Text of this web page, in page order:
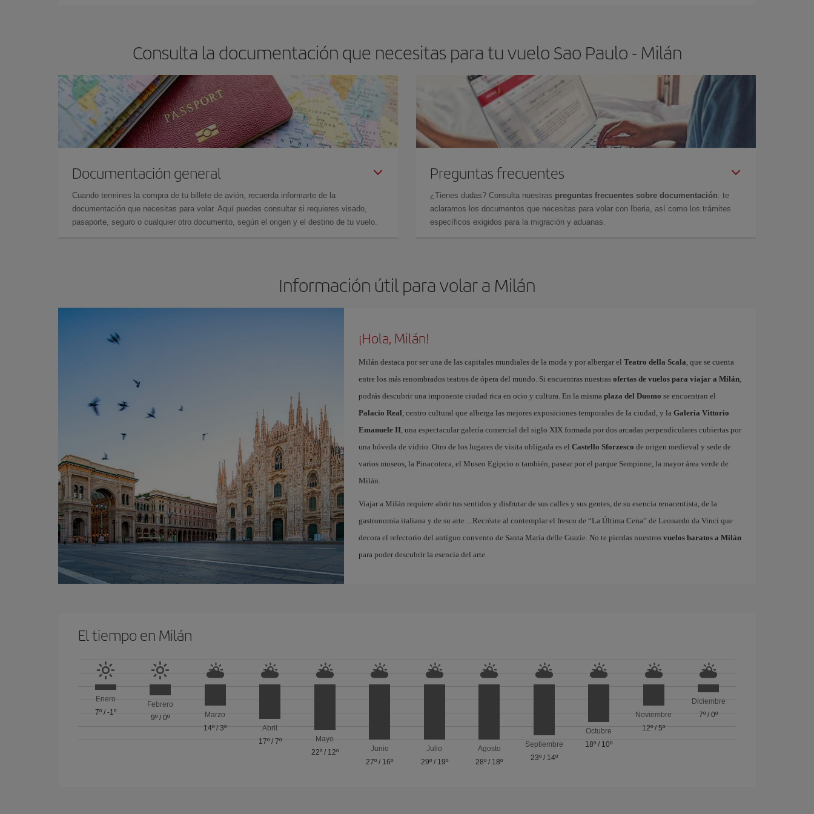
Consulta la documentación que necesitas para tu vuelo Sao Paulo - Milán
Documentación general
Cuando termines la compra de tu billete de avión, recuerda informarte de la
documentación que necesitas para volar. Aquí puedes consultar si requieres visado,
pasaporte, seguro o cualquier otro documento, según el origen y el destino de tu vuelo.
Preguntas frecuentes
¿Tienes dudas? Consulta nuestras preguntas frecuentes sobre documentación: te
aclaramos los documentos que necesitas para volar con Iberia, así como los trámites
específicos exigidos para la migración y aduanas.
Información útil para volar a Milán
¡Hola, Milán!
Milán destaca por ser una de las capitales mundiales de la moda y por albergar el Teatro della Scala, que se cuenta
entre los más renombrados teatros de ópera del mundo. Si encuentras nuestras ofertas de vuelos para viajar a Milán,
podrás descubrir una imponente ciudad rica en ocio y cultura. En la misma plaza del Duomo se encuentran el
Palacio Real, centro cultural que alberga las mejores exposiciones temporales de la ciudad, y la Galería Vittorio
Emanuele II, una espectacular galería comercial del siglo XIX formada por dos arcadas perpendiculares cubiertas por
una bóveda de vidrio. Otro de los lugares de visita obligada es el Castello Sforzesco de origen medieval y sede de
varios museos, la Pinacoteca, el Museo Egipcio o también, pasear por el parque Sempione, la mayor área verde de
Milán.
Viajar a Milán requiere abrir tus sentidos y disfrutar de sus calles y sus gentes, de su esencia renacentista, de la
gastronomía italiana y de su arte…Recréate al contemplar el fresco de “La Última Cena” de Leonardo da Vinci que
decora el refectorio del antiguo convento de Santa Maria delle Grazie. No te pierdas nuestros vuelos baratos a Milán
para poder descubrir la esencia del arte.
El tiempo en Milán
Enero
7º/ -1º
Febrero
9º /0º
Marzo
14º/3º
Abril
17º/ 7º
Mayo
22º/ 12º
Junio
27º / 16º
Julio
29º/ 19º
Agosto
28º / 18º
Septiembre
23º/ 14º
Octubre
18º / 10º
Noviembre
12º/5º
Diciembre
7º/0º